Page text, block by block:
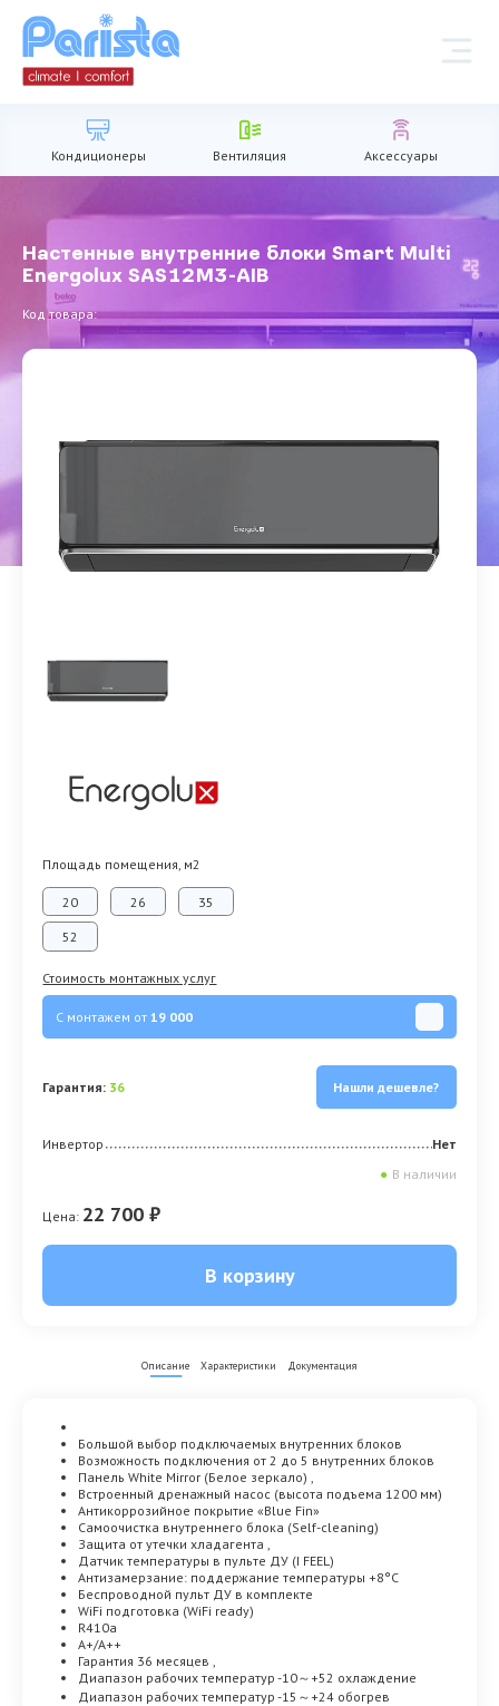
Кондиционеры Вентиляция Аксессуары
Настенные внутренние блоки Smart Multi
Energolux SAS12M3-AIB
Код товара:
Площадь помещения, м2
20 26 35
52
Стоимость монтажных услуг
С монтажем от19 000
Гарантия: 36 Нашли дешевле?
Инвертор
Нет
● В наличии
Цена: 22 700 ₽
В корзину
Описание Характеристики Документация
Большой выбор подключаемых внутренних блоков
Возможность подключения от 2 до 5 внутренних блоков
Панель White Mirror (Белое зеркало) ,
Встроенный дренажный насос (высота подъема 1200 мм)
Антикоррозийное покрытие «Blue Fin»
Самоочистка внутреннего блока (Self-cleaning)
Защита от утечки хладагента ,
Датчик температуры в пульте ДУ (I FEEL)
Антизамерзание: поддержание температуры +8°C
Беспроводной пульт ДУ в комплекте
WiFi подготовка (WiFi ready)
R410a
A+/A++
Гарантия 36 месяцев ,
Диапазон рабочих температур -10～+52 охлаждение
Диапазон рабочих температур -15～+24 обогрев